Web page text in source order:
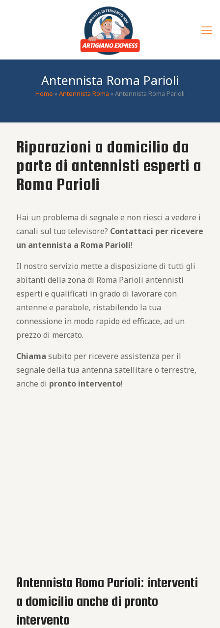
Antennista Roma Parioli
Home »Antennista Roma »Antennista Roma Parioli
Riparazioni a domicilio da
parte di antennisti esperti a
Roma Parioli
Hai un problema di segnale e non riesci a vedere i
canali sul tuo televisore? Contattaci per ricevere
un antennista a Roma Parioli!
Il nostro servizio mette a disposizione di tutti gli
abitanti della zona di Roma Parioli antennisti
esperti e qualificati in grado di lavorare con
antenne e parabole, ristabilendo la tua
connessione in modo rapido ed efficace, ad un
prezzo di mercato.
Chiama subito per ricevere assistenza per il
segnale della tua antenna satellitare o terrestre,
anche di pronto intervento!
Antennista Roma Parioli: interventi
a domicilio anche di pronto
intervento